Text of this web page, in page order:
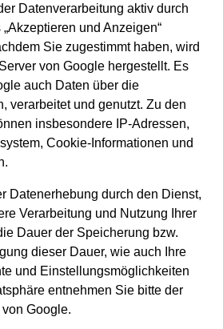
Datenverarbeitung aktiv durch
und Anzeigen“
Sie zugestimmt haben, wird
von Google hergestellt. Es
auch Daten über die
verarbeitet und genutzt. Zu den
insbesondere IP-Adressen,
Cookie-Informationen und
Datenerhebung durch den Dienst,
Verarbeitung und Nutzung Ihrer
Dauer der Speicherung bzw.
dieser Dauer, wie auch Ihre
und Einstellungsmöglichkeiten
entnehmen Sie bitte der
Google.